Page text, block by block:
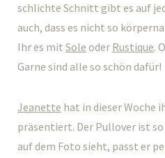
schlichte Schnitt gibt es auf
auch, dass es nicht so
Ihr es mit Sole oder Rustique.
Garne sind alle so schön dafür!
Jeanette hat in dieser Woche
präsentiert. Der Pullover ist
auf dem Foto sieht, passt er